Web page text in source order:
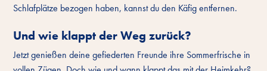
Schlafplätze bezogen haben, kannst du den Käfig entfernen.
Und wie klappt der Weg zurück?
Jetzt genießen deine gefiederten Freunde ihre Sommerfrische in